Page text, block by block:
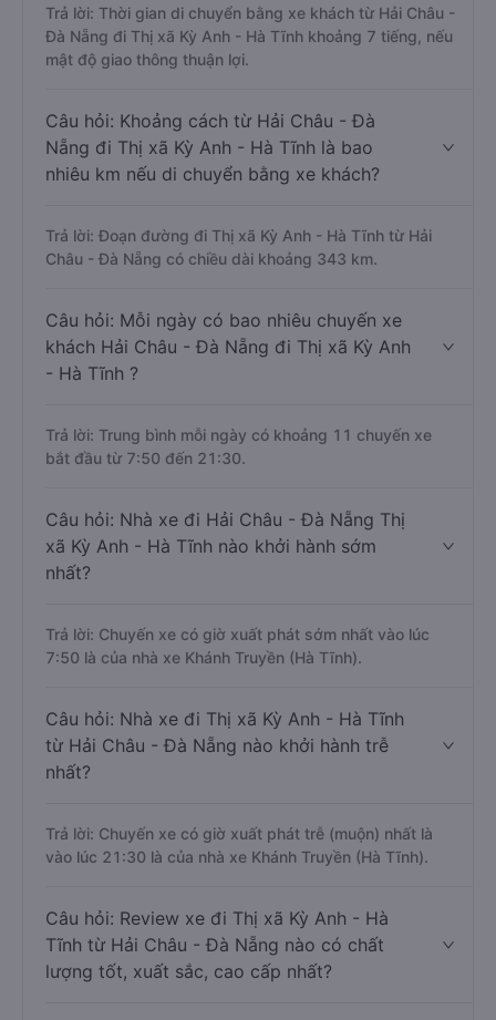
Trả lời: Thời gian di chuyển bằng xe khách từ Hải Châu -
Đà Nẵng đi Thị xã Kỳ Anh - Hà Tĩnh khoảng 7 tiếng, nếu
mật độ giao thông thuận lợi.
Câu hỏi: Khoảng cách từ Hải Châu - Đà
Nẵng đi Thị xã Kỳ Anh - Hà Tĩnh là bao
nhiêu km nếu di chuyển bằng xe khách?
Trả lời: Đoạn đường đi Thị xã Kỳ Anh - Hà Tĩnh từ Hải
Châu - Đà Nẵng có chiều dài khoảng 343 km.
Câu hỏi: Mỗi ngày có bao nhiêu chuyến xe
khách Hải Châu - Đà Nẵng đi Thị xã Kỳ Anh
- Hà Tĩnh ?
Trả lời: Trung bình mỗi ngày có khoảng 11 chuyến xe
bắt đầu từ 7:50 đến 21:30.
Câu hỏi: Nhà xe đi Hải Châu - Đà Nẵng Thị
xã Kỳ Anh - Hà Tĩnh nào khởi hành sớm
nhất?
Trả lời: Chuyến xe có giờ xuất phát sớm nhất vào lúc
7:50 là của nhà xe Khánh Truyền (Hà Tĩnh).
Câu hỏi: Nhà xe đi Thị xã Kỳ Anh - Hà Tĩnh
từ Hải Châu - Đà Nẵng nào khởi hành trễ
nhất?
Trả lời: Chuyến xe có giờ xuất phát trễ (muộn) nhất là
vào lúc 21:30 là của nhà xe Khánh Truyền (Hà Tĩnh).
Câu hỏi: Review xe đi Thị xã Kỳ Anh - Hà
Tĩnh từ Hải Châu - Đà Nẵng nào có chất
lượng tốt, xuất sắc, cao cấp nhất?